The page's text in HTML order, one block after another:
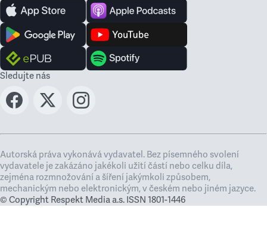
Sledujte nás
Autorská práva vykonává vydavatel. Bez písemného svolení
vydavatele je zakázáno jakékoli užití částí nebo celku díla,
zejména rozmnožování a šíření jakýmkoli způsobem,
mechanickým nebo elektronickým, v českém nebo jiném jazyce.
© Copyright Respekt Media a.s. ISSN 1801-1446